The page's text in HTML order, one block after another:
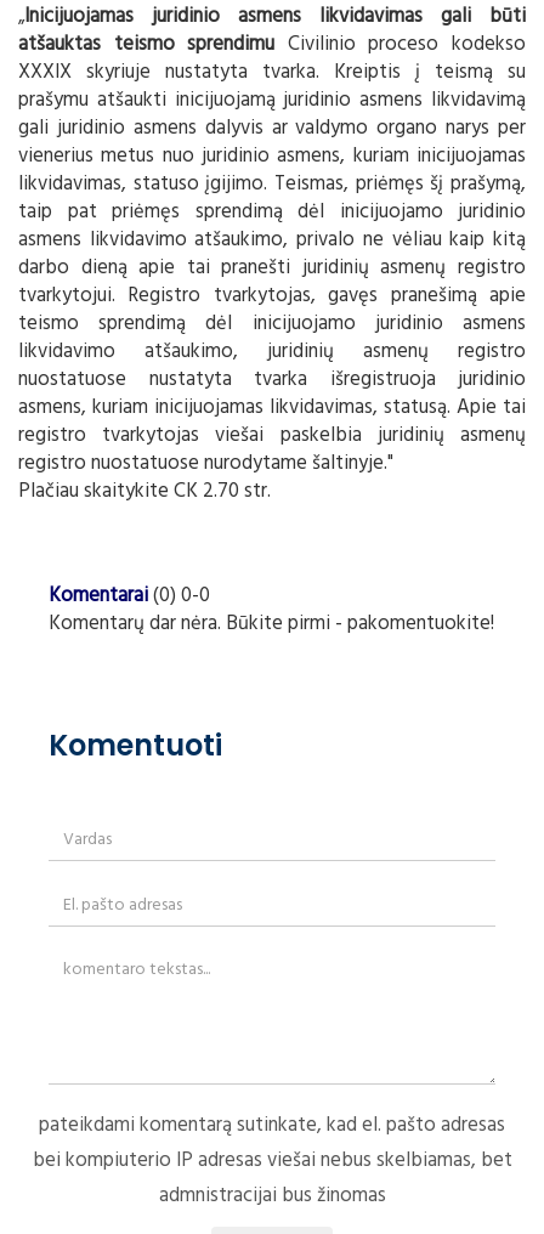
„Inicijuojamas juridinio asmens likvidavimas gali būti
atšauktas teismo sprendimu Civilinio proceso kodekso
XXXIX skyriuje nustatyta tvarka. Kreiptis į teismą su
prašymu atšaukti inicijuojamą juridinio asmens likvidavimą
gali juridinio asmens dalyvis ar valdymo organo narys per
vienerius metus nuo juridinio asmens, kuriam inicijuojamas
likvidavimas, statuso įgijimo. Teismas, priėmęs šį prašymą,
taip pat priėmęs sprendimą dėl inicijuojamo juridinio
asmens likvidavimo atšaukimo, privalo ne vėliau kaip kitą
darbo dieną apie tai pranešti juridinių asmenų registro
tvarkytojui. Registro tvarkytojas, gavęs pranešimą apie
teismo sprendimą dėl inicijuojamo juridinio asmens
likvidavimo atšaukimo, juridinių asmenų registro
nuostatuose nustatyta tvarka išregistruoja juridinio
asmens, kuriam inicijuojamas likvidavimas, statusą. Apie tai
registro tvarkytojas viešai paskelbia juridinių asmenų
registro nuostatuose nurodytame šaltinyje."
Plačiau skaitykite CK 2.70 str.
Komentarai(0) 0-0
Komentarų dar nėra. Būkite pirmi - pakomentuokite!
Komentuoti
pateikdami komentarą sutinkate, kad el. pašto adresas
bei kompiuterio IP adresas viešai nebus skelbiamas, bet
admnistracijai bus žinomas